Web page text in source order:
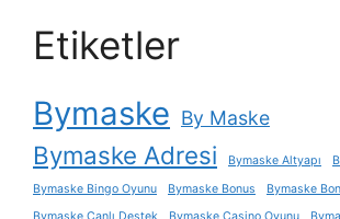
Etiketler
Bymaske By Maske
Bymaske Adresi Bymaske Altyapı
Bymaske Bingo Oyunu
Bymaske Bonus
Bymaske
Bymaske Canlı Destek
Bymaske Casino Oyunu